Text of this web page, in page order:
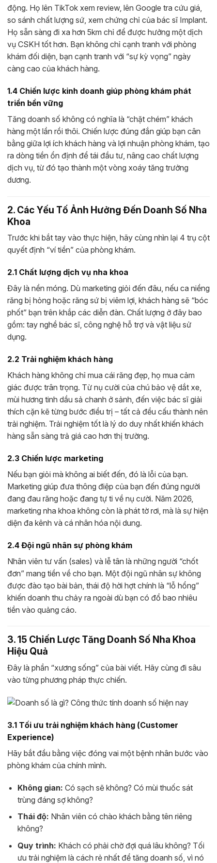
động. Họ lên TikTok xem review, lên Google tra cứu giá,
so sánh chất lượng sứ, xem chứng chỉ của bác sĩ Implant.
Họ sẵn sàng đi xa hơn 5km chỉ để được hưởng một dịch
vụ CSKH tốt hơn. Bạn không chỉ cạnh tranh với phòng
khám đối diện, bạn cạnh tranh với “sự kỳ vọng” ngày
càng cao của khách hàng.
1.4 Chiến lược kinh doanh giúp phòng khám phát
triển bền vững
Tăng doanh số không có nghĩa là “chặt chém” khách
hàng một lần rồi thôi. Chiến lược đúng đắn giúp bạn cân
bằng giữa lợi ích khách hàng và lợi nhuận phòng khám, tạo
ra dòng tiền ổn định để tái đầu tư, nâng cao chất lượng
dịch vụ, từ đó tạo thành một vòng xoáy tăng trưởng
dương.
2. Các Yếu Tố Ảnh Hưởng Đến Doanh Số Nha
Khoa
Trước khi bắt tay vào thực hiện, hãy cùng nhìn lại 4 trụ cột
quyết định “ví tiền” của phòng khám.
2.1 Chất lượng dịch vụ nha khoa
Đây là nền móng. Dù marketing giỏi đến đâu, nếu ca niềng
răng bị hỏng hoặc răng sứ bị viêm lợi, khách hàng sẽ “bóc
phốt” bạn trên khắp các diễn đàn. Chất lượng ở đây bao
gồm: tay nghề bác sĩ, công nghệ hỗ trợ và vật liệu sử
dụng.
2.2 Trải nghiệm khách hàng
Khách hàng không chỉ mua cái răng đẹp, họ mua cảm
giác được trân trọng. Từ nụ cười của chú bảo vệ dắt xe,
mùi hương tinh dầu sả chanh ở sảnh, đến việc bác sĩ giải
thích cặn kẽ từng bước điều trị – tất cả đều cấu thành nên
trải nghiệm. Trải nghiệm tốt là lý do duy nhất khiến khách
hàng sẵn sàng trả giá cao hơn thị trường.
2.3 Chiến lược marketing
Nếu bạn giỏi mà không ai biết đến, đó là lỗi của bạn.
Marketing giúp đưa thông điệp của bạn đến đúng người
đang đau răng hoặc đang tự ti về nụ cười. Năm 2026,
marketing nha khoa không còn là phát tờ rơi, mà là sự hiện
diện đa kênh và cá nhân hóa nội dung.
2.4 Đội ngũ nhân sự phòng khám
Nhân viên tư vấn (sales) và lễ tân là những người “chốt
đơn” mang tiền về cho bạn. Một đội ngũ nhân sự không
được đào tạo bài bản, thái độ hời hợt chính là “lỗ hổng”
khiến doanh thu chảy ra ngoài dù bạn có đổ bao nhiêu
tiền vào quảng cáo.
3. 15 Chiến Lược Tăng Doanh Số Nha Khoa
Hiệu Quả
Đây là phần “xương sống” của bài viết. Hãy cùng đi sâu
vào từng phương pháp thực chiến.
3.1 Tối ưu trải nghiệm khách hàng (Customer
Experience)
Hãy bắt đầu bằng việc đóng vai một bệnh nhân bước vào
phòng khám của chính mình.
Không gian: Có sạch sẽ không? Có mùi thuốc sát
trùng đáng sợ không?
Thái độ: Nhân viên có chào khách bằng tên riêng
không?
Quy trình: Khách có phải chờ đợi quá lâu không? Tối
ưu trải nghiệm là cách rẻ nhất để tăng doanh số, vì nó